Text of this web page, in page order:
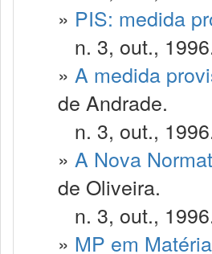
» PIS: medida
n. 3, out.,
» A medida
de Andrade.
n. 3, out.,
» A Nova
de Oliveira.
n. 3, out.,
» MP em